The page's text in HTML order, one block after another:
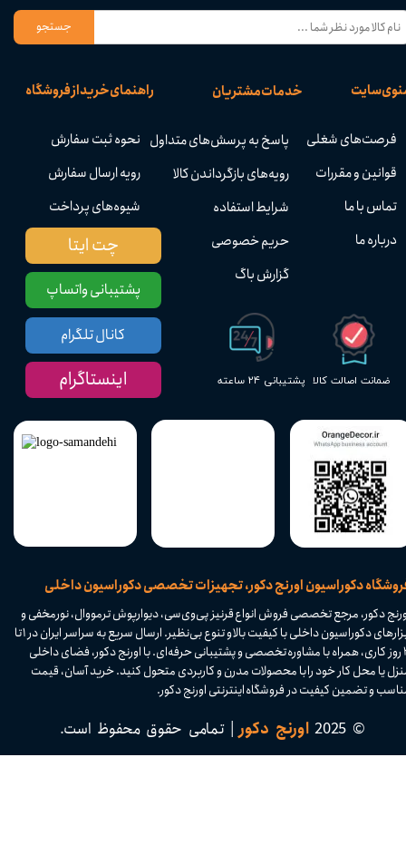
دکوراسیون اورنج دکور، تجهیزات تخصصی دکوراسیون داخلی
پشتیبانی ۲۴ ساعته ضمانت اصالت کالا
راهنمای خرید از فروشگاه
نحوه ثبت سفارش
رویه ارسال سفارش
شیوه‌های پرداخت
خدمات مشتریان
پاسخ به پرسش‌های متداول
رویه‌های بازگرداندن کالا
شرایط استفاده
حریم خصوصی
گزارش باگ
سایت
فرصت‌های شغلی
قوانین و مقررات
تماس با ما
درباره ما
جستجو
دکور، مرجع تخصصی فروش انواع قرنیز پی‌وی‌سی، دیوارپوش ترمووال، نورمخفی و
ابزارهای دکوراسیون داخلی با کیفیت بالا و تنوع بی‌نظیر. ارسال سریع به سراسر ایران در ۱ تا
۴ روز کاری، همراه با مشاوره تخصصی و پشتیبانی حرفه‌ای. با اورنج دکور، فضای داخلی
یا محل کار خود را با محصولات مدرن و کاربردی متحول کنید. خرید آسان، قیمت
و تضمین کیفیت در فروشگاه اینترنتی اورنج دکور.​​​​​​​
© 2025 اورنج دکور| تمامی حقوق محفوظ است.​​​​​​​
پشتیبانی واتساپ
چت ایتا
کانال تلگرام
اینستاگرام